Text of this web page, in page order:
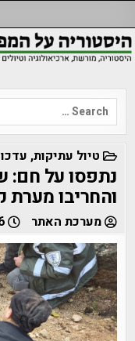
to
content
Search
for:
POSTED
IN
טיול עתיקות,
נתפסו על חם:
והחריבו מערת
מערכת האתר 20/01/2026